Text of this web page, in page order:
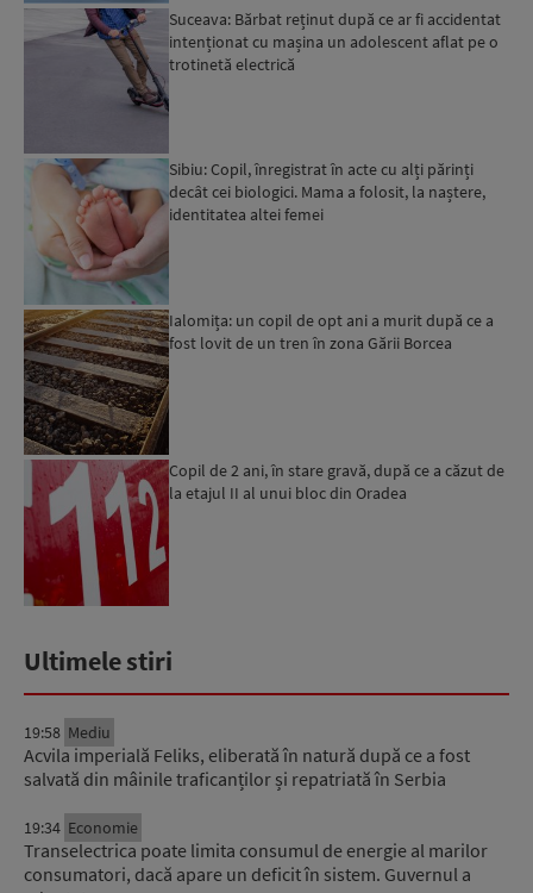
Suceava: Bărbat reținut după ce ar fi accidentat
intenționat cu mașina un adolescent aflat pe o
trotinetă electrică
Sibiu: Copil, înregistrat în acte cu alți părinți
decât cei biologici. Mama a folosit, la naștere,
identitatea altei femei
Ialomița: un copil de opt ani a murit după ce a
fost lovit de un tren în zona Gării Borcea
Copil de 2 ani, în stare gravă, după ce a căzut de
la etajul II al unui bloc din Oradea
Ultimele stiri
19:58 Mediu
Acvila imperială Feliks, eliberată în natură după ce a fost
salvată din mâinile traficanților și repatriată în Serbia
19:34 Economie
Transelectrica poate limita consumul de energie al marilor
consumatori, dacă apare un deficit în sistem. Guvernul a